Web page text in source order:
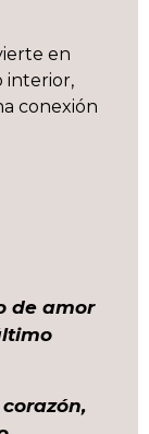
en
interior,
conexión
de amor